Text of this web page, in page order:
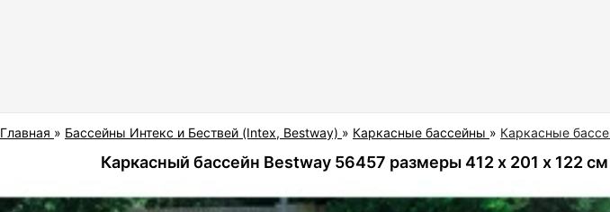
Главная » Бассейны Интекс и Бествей (Intex, Bestway) » Каркасные бассейны » Каркасные
Каркасный бассейн Bestway 56457 размеры 412 х 201 х 122